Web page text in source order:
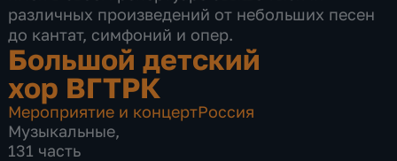
различных произведений от небольших песен
до кантат, симфоний и опер.
Большой детский
хор ВГТРК
Мероприятие и концертРоссия
Музыкальные,
131 часть